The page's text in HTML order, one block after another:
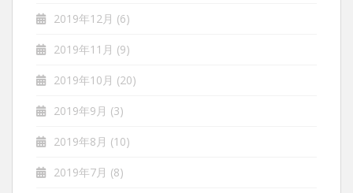
2019年12月 (6)
2019年11月 (9)
2019年10月 (20)
2019年9月 (3)
2019年8月 (10)
2019年7月 (8)